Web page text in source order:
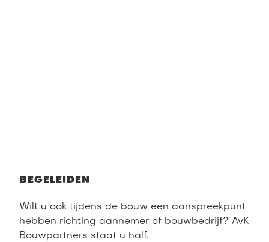
BEGELEIDEN
Wilt u ook tijdens de bouw een aanspreekpunt
hebben richting aannemer of bouwbedrijf? AvK
Bouwpartners staat u half.